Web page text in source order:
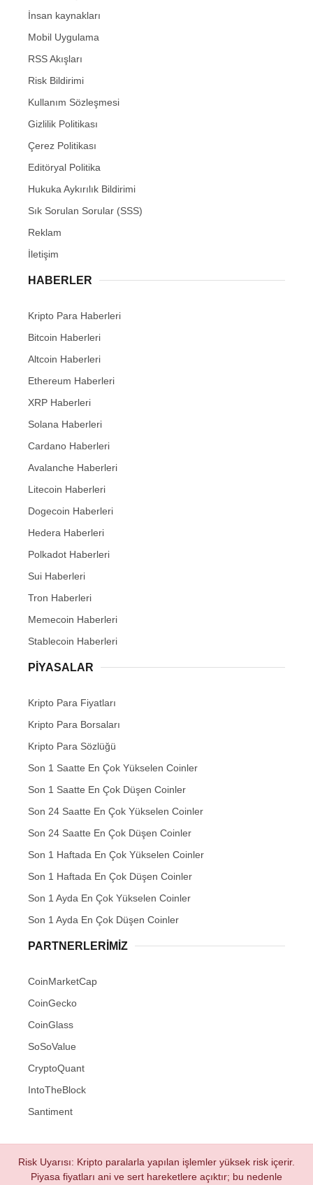
İnsan kaynakları
Mobil Uygulama
RSS Akışları
Risk Bildirimi
Kullanım Sözleşmesi
Gizlilik Politikası
Çerez Politikası
Editöryal Politika
Hukuka Aykırılık Bildirimi
Sık Sorulan Sorular (SSS)
Reklam
İletişim
HABERLER
Kripto Para Haberleri
Bitcoin Haberleri
Altcoin Haberleri
Ethereum Haberleri
XRP Haberleri
Solana Haberleri
Cardano Haberleri
Avalanche Haberleri
Litecoin Haberleri
Dogecoin Haberleri
Hedera Haberleri
Polkadot Haberleri
Sui Haberleri
Tron Haberleri
Memecoin Haberleri
Stablecoin Haberleri
PIYASALAR
Kripto Para Fiyatları
Kripto Para Borsaları
Kripto Para Sözlüğü
Son 1 Saatte En Çok Yükselen Coinler
Son 1 Saatte En Çok Düşen Coinler
Son 24 Saatte En Çok Yükselen Coinler
Son 24 Saatte En Çok Düşen Coinler
Son 1 Haftada En Çok Yükselen Coinler
Son 1 Haftada En Çok Düşen Coinler
Son 1 Ayda En Çok Yükselen Coinler
Son 1 Ayda En Çok Düşen Coinler
PARTNERLERIMIZ
CoinMarketCap
CoinGecko
CoinGlass
SoSoValue
CryptoQuant
IntoTheBlock
Santiment
Risk Uyarısı: Kripto paralarla yapılan işlemler yüksek risk içerir.
Piyasa fiyatları ani ve sert hareketlere açıktır; bu nedenle